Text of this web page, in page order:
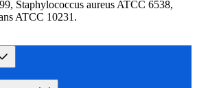
Staphylococcus aureus ATCC 6538,
ATCC 10231.